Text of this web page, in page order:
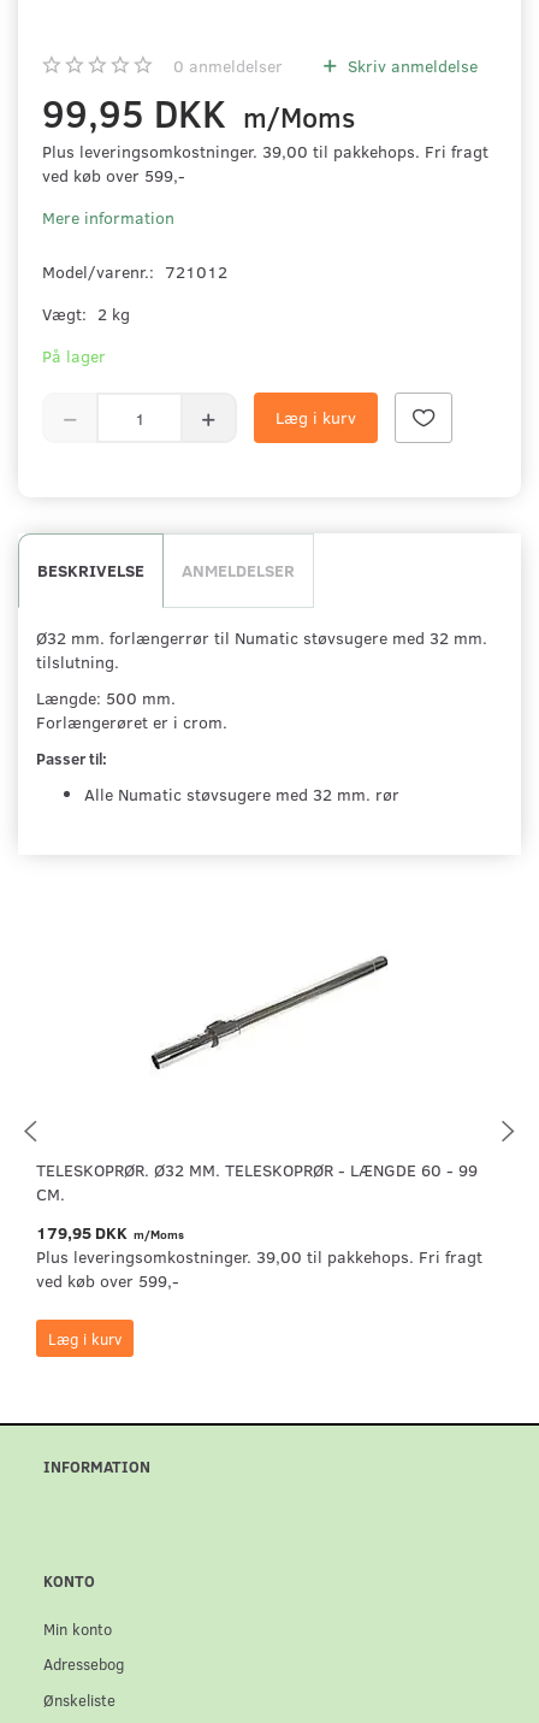
0 anmeldelser Skriv anmeldelse
99,95 DKK m/Moms
Plus leveringsomkostninger. 39,00 til pakkehops. Fri fragt
ved køb over 599,-
Mere information
Model/varenr.: 721012
Vægt: 2 kg
På lager
Læg i kurv
BESKRIVELSE ANMELDELSER
Ø32 mm. forlængerrør til Numatic støvsugere med 32 mm.
tilslutning.
Længde: 500 mm.
Forlængerøret er i crom.
Passer til:
Alle Numatic støvsugere med 32 mm. rør
TELESKOPRØR. Ø32 MM. TELESKOPRØR - LÆNGDE 60 - 99
CM.
179,95 DKK m/Moms
Plus leveringsomkostninger. 39,00 til pakkehops. Fri fragt
ved køb over 599,-
Læg i kurv
INFORMATION
KONTO
Min konto
Adressebog
Ønskeliste